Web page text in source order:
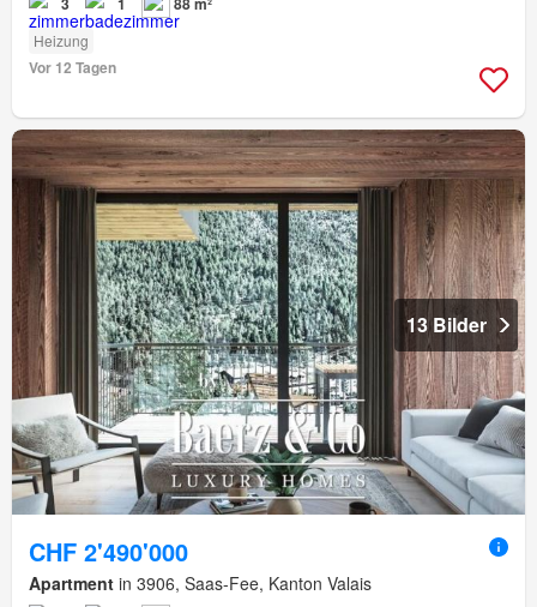
Heizung
Vor 12 Tagen
13 Bilder
CHF 2'490'000
Apartment in 3906, Saas-Fee, Kanton Valais